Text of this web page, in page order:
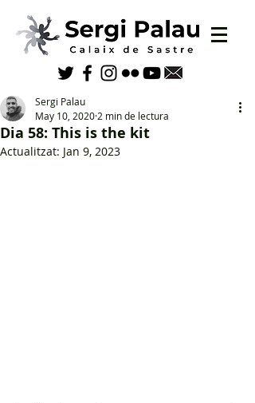
Dia 58: This is the kit
Sergi Palau
May 10, 2020 2 min de lectura
Actualitzat: Jan 9, 2023